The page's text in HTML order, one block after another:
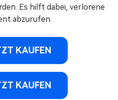
Es hilft dabei, verlorene
abzurufen.
KAUFEN
KAUFEN